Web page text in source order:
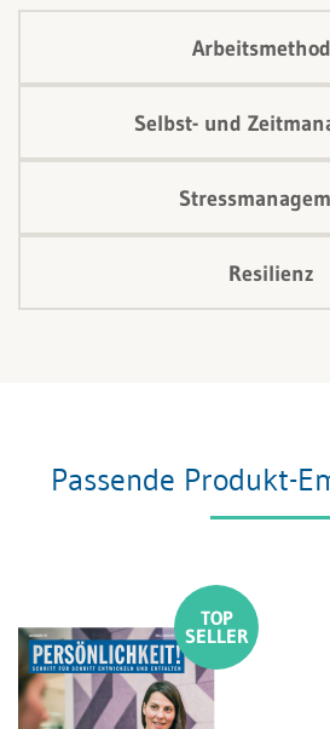
Selbst- und
Resilienz
Passende Produkt-